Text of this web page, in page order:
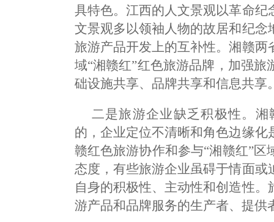
具特色。江西的人文景观以革命
文景观多以领袖人物的故居和纪
旅游产品开发上的互补性。湘赣
域“湘赣红”红色旅游品牌，加强
础设施共享、品牌共享和信息共享
二是旅游企业缺乏积极性。
的，企业定位不清晰和角色边缘
赣红色旅游协作和参与“湘赣红”
态度，有些旅游企业虽碍于情面
自身的积极性、主动性和创造性
游产品和品牌服务的生产者、提供